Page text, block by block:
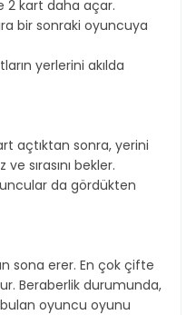
2 kart daha açar.
bir sonraki oyuncuya
yerlerini akılda
açtıktan sonra, yerini
sırasını bekler.
da gördükten
sona erer. En çok çifte
Beraberlik durumunda,
oyuncu oyunu